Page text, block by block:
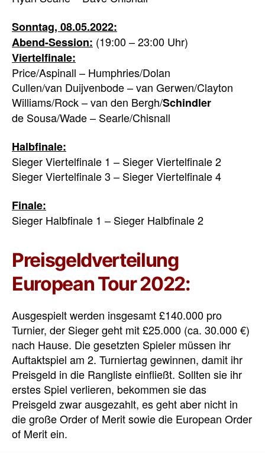
Sonntag, 08.05.2022:
Abend-Session: (19:00 – 23:00 Uhr)
Viertelfinale:
Price/Aspinall – Humphries/Dolan
Cullen/van Duijvenbode – van Gerwen/Clayton
Williams/Rock – van den Bergh/Schindler
de Sousa/Wade – Searle/Chisnall
Halbfinale:
Sieger Viertelfinale 1 – Sieger Viertelfinale 2
Sieger Viertelfinale 3 – Sieger Viertelfinale 4
Finale:
Sieger Halbfinale 1 – Sieger Halbfinale 2
Preisgeldverteilung
European Tour 2022:
Ausgespielt werden insgesamt £140.000 pro
Turnier, der Sieger geht mit £25.000 (ca. 30.000 €)
nach Hause. Die gesetzten Spieler müssen ihr
Auftaktspiel am 2. Turniertag gewinnen, damit ihr
Preisgeld in die Rangliste einfließt. Sollten sie ihr
erstes Spiel verlieren, bekommen sie das
Preisgeld zwar ausgezahlt, es geht aber nicht in
die große Order of Merit sowie die European Order
of Merit ein.